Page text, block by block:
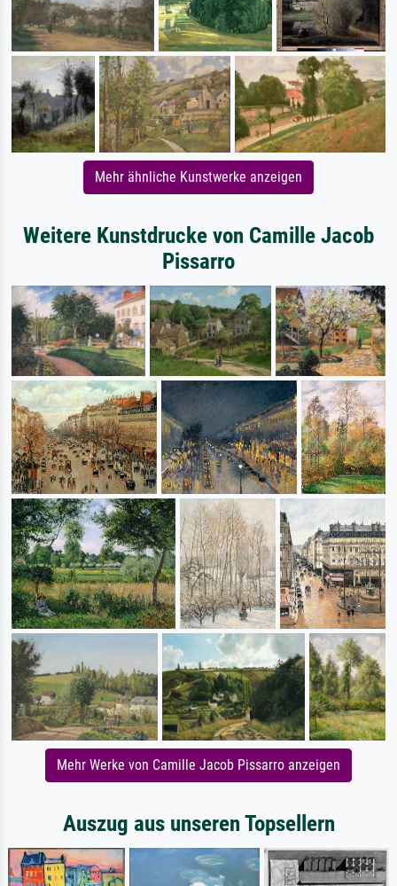
Mehr ähnliche Kunstwerke anzeigen
Weitere Kunstdrucke von Camille Jacob
Pissarro
Mehr Werke von Camille Jacob Pissarro anzeigen
Auszug aus unseren Topsellern